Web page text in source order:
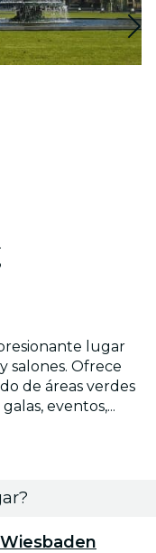
lugar
salones. Ofrece
de áreas verdes
eventos,...